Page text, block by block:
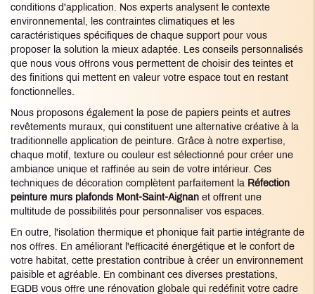
conditions d'application. Nos experts analysent le contexte
environnemental, les contraintes climatiques et les
caractéristiques spécifiques de chaque support pour vous
proposer la solution la mieux adaptée. Les conseils personnalisés
que nous vous offrons vous permettent de choisir des teintes et
des finitions qui mettent en valeur votre espace tout en restant
fonctionnelles.
Nous proposons également la pose de papiers peints et autres
revêtements muraux, qui constituent une alternative créative à la
traditionnelle application de peinture. Grâce à notre expertise,
chaque motif, texture ou couleur est sélectionné pour créer une
ambiance unique et raffinée au sein de votre intérieur. Ces
techniques de décoration complètent parfaitement la Réfection
peinture murs plafonds Mont-Saint-Aignan et offrent une
multitude de possibilités pour personnaliser vos espaces.
En outre, l'isolation thermique et phonique fait partie intégrante de
nos offres. En améliorant l'efficacité énergétique et le confort de
votre habitat, cette prestation contribue à créer un environnement
paisible et agréable. En combinant ces diverses prestations,
EGDB vous offre une rénovation globale qui redéfinit votre cadre